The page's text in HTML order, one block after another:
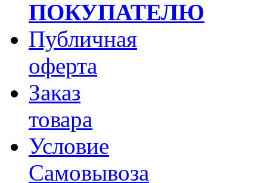
ПОКУПАТЕЛЮ
Публичная
оферта
Заказ
товара
Условие
Самовывоза